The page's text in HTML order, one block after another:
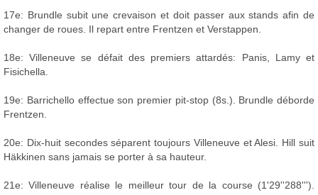
17e: Brundle subit une crevaison et doit passer aux stands afin de
changer de roues. Il repart entre Frentzen et Verstappen.
18e: Villeneuve se défait des premiers attardés: Panis, Lamy et
Fisichella.
19e: Barrichello effectue son premier pit-stop (8s.). Brundle déborde
Frentzen.
20e: Dix-huit secondes séparent toujours Villeneuve et Alesi. Hill suit
Häkkinen sans jamais se porter à sa hauteur.
21e: Villeneuve réalise le meilleur tour de la course (1'29''288''').